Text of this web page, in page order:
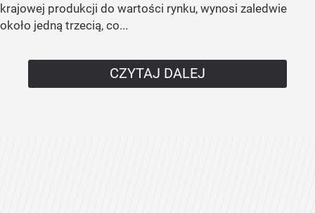
krajowej produkcji do wartości rynku, wynosi zaledwie
około jedną trzecią, co...
CZYTAJ DALEJ